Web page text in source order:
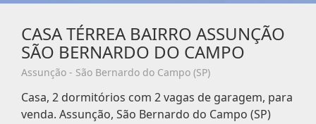
CASA TÉRREA BAIRRO ASSUNÇÃO
SÃO BERNARDO DO CAMPO
Assunção - São Bernardo do Campo (SP)
Casa, 2 dormitórios com 2 vagas de garagem, para
venda. Assunção, São Bernardo do Campo (SP)